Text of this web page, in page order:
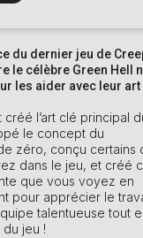
du dernier jeu de
le célèbre Green Hell
les aider avec leur art
l’art clé principal
le concept du
zéro, conçu certains
dans le jeu, et créé
que vous voyez en
pour apprécier le
talentueuse tout
jeu !